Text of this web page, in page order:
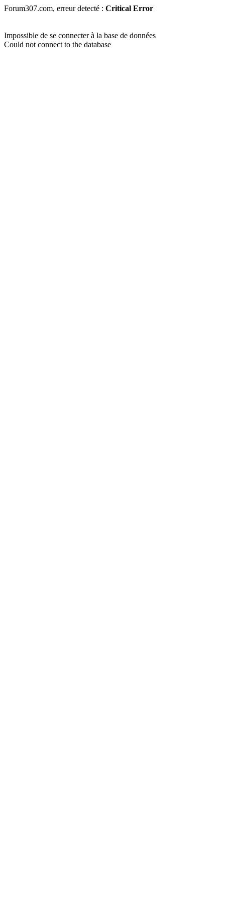
Forum307.com, erreur detecté : Critical Error
Impossible de se connecter à la base de données
Could not connect to the database